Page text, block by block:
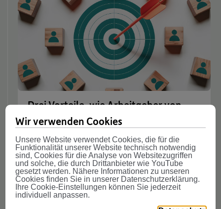
Drei Vorteile, wie Arbeitgeber von
einer Pensionskassenlösung
profitieren
VBV-Gruppe Vorsorgekasse
Pensionskasse
Pension Literacy
Wir verwenden Cookies
Unsere Website verwendet Cookies, die für die
Funktionalität unserer Website technisch notwendig
sind, Cookies für die Analyse von Websitezugriffen
und solche, die durch Drittanbieter wie YouTube
gesetzt werden. Nähere Informationen zu unseren
Cookies finden Sie in unserer Datenschutzerklärung.
Ihre Cookie-Einstellungen können Sie jederzeit
individuell anpassen.